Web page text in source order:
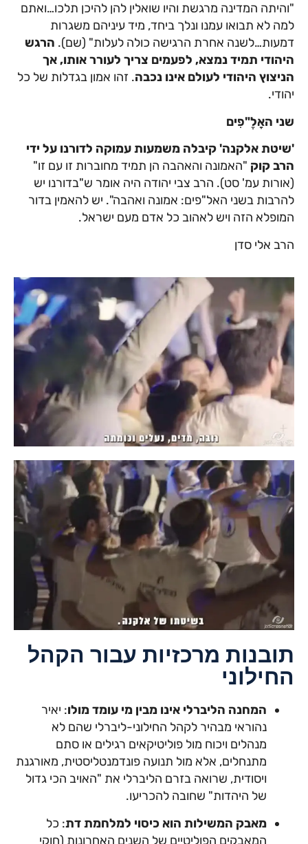
"והיתה המדינה מרגשת והיו שואלין להן להיכן תלכו…ואתם
למה לא תבואו עמנו ונלך ביחד, מיד עיניהם משגרות
דמעות…לשנה אחרת הרגישה כולה לעלות" (שם). הרגש
היהודי תמיד נמצא, לפעמים צריך לעורר אותו, אך
הניצוץ היהודי לעולם אינו נכבה. זהו אמון בגדלות של כל
יהודי.
שני האָלֶ"פִים
'שיטת אלקנה' קיבלה משמעות עמוקה לדורנו על ידי
הרב קוק "האמונה והאהבה הן תמיד מחוברות זו עם זו"
(אורות עמ' סט). הרב צבי יהודה היה אומר ש"בדורנו יש
להרבות בשני האל"פים: אמונה ואהבה". יש להאמין בדור
המופלא הזה ויש לאהוב כל אדם מעם ישראל.
הרב אלי סדן
תובנות מרכזיות עבור הקהל
החילוני
המחנה הליברלי אינו מבין מי עומד מולו: יאיר
נהוראי מבהיר לקהל החילוני-ליברלי שהם לא
מנהלים ויכוח מול פוליטיקאים רגילים או סתם
מתנחלים, אלא מול תנועה פונדמנטליסטית, מאורגנת
ויסודית, שרואה בזרם הליברלי את "האויב הכי גדול
של היהדות" שחובה להכריעו.
מאבק המשילות הוא כיסוי למלחמת דת: כל
המאבקים הפוליטיים של השנים האחרונות (חוקי